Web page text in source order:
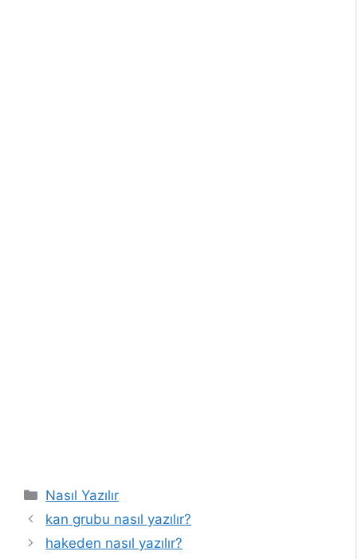
Kategoriler
Nasıl Yazılır
kan grubu nasıl yazılır?
hakeden nasıl yazılır?